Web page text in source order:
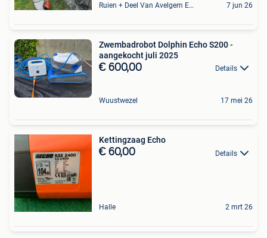
Ruien + Deel Van Avelgem En Waarmaarde 7 jun 26
Zwembadrobot Dolphin Echo S200 -
aangekocht juli 2025
€ 600,00 Details
Wuustwezel 17 mei 26
Kettingzaag Echo
€ 60,00 Details
Halle 2 mrt 26